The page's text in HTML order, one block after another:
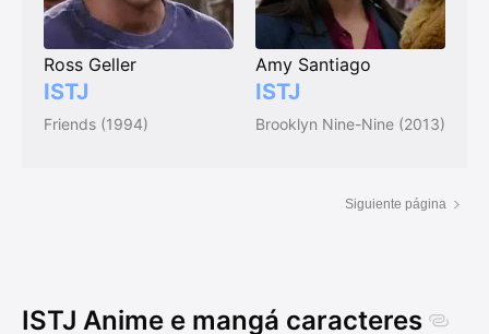
Ross Geller
ISTJ
Friends (1994)
Amy Santiago
ISTJ
Brooklyn Nine-Nine (2013)
Siguiente página
ISTJ Anime e mangá caracteres